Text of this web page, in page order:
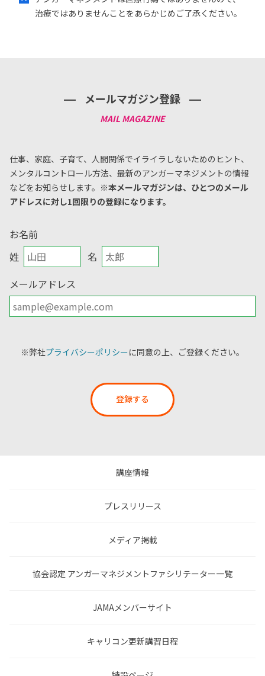
治療ではありませんことをあらかじめご了承ください。
メールマガジン登録
仕事、家庭、子育て、人間関係でイライラしないためのヒント、
メンタルコントロール方法、 最新のアンガーマネジメントの情報
などをお知らせします。 ※本メールマガジンは、ひとつのメール
アドレスに対し1回限りの登録になります。
お名前
姓
名
メールアドレス
※弊社プライバシーポリシーに同意の上、ご登録ください。
登録する
講座情報
プレスリリース
メディア掲載
協会認定 アンガーマネジメントファシリテーター一覧
JAMAメンバーサイト
キャリコン更新講習日程